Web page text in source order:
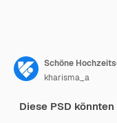
Schöne
kharisma_a
Diese PSD